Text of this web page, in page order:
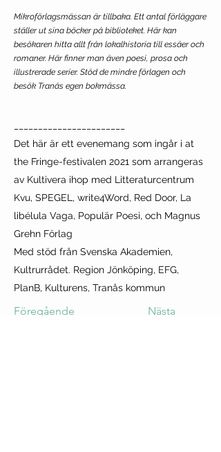
Mikroförlagsmässan är tillbaka. Ett antal förläggare
ställer ut sina böcker på biblioteket. Här kan
besökaren hitta allt från lokalhistoria till essäer och
romaner. Här finner man även poesi, prosa och
illustrerade serier. Stöd de mindre förlagen och
besök Tranås egen bokmässa.
Det här är ett evenemang som ingår i at
the Fringe-festivalen 2021 som arrangeras
av Kultivera ihop med Litteraturcentrum
Kvu, SPEGEL, write4Word, Red Door, La
libélula Vaga, Populär Poesi, och Magnus
Grehn Förlag
Med stöd från Svenska Akademien,
Kultrurrådet. Region Jönköping, EFG,
PlanB, Kulturens, Tranås kommun
Föregående Nästa